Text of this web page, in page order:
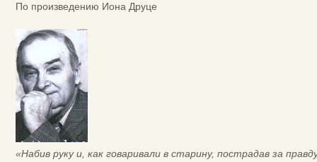
По произведению Иона Друце
«Набив руку и, как говаривали в старину, пострадав за